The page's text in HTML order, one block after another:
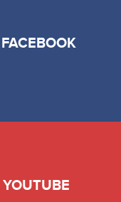
FACEBOOK
YOUTUBE